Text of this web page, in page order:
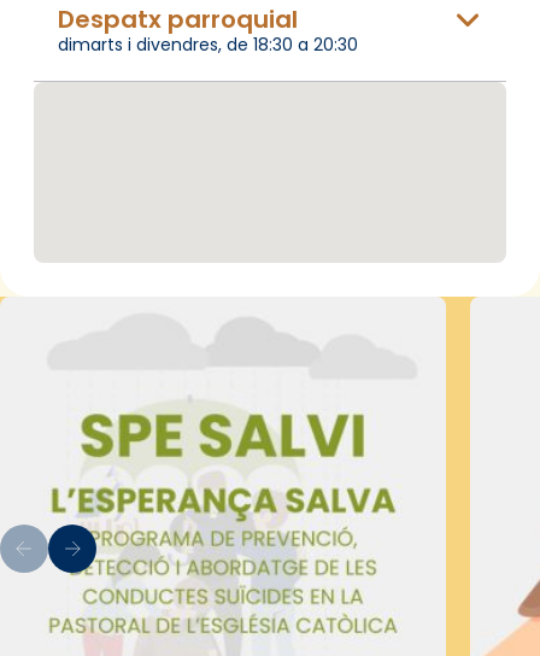
Despatx parroquial
dimarts i divendres, de 18:30 a 20:30